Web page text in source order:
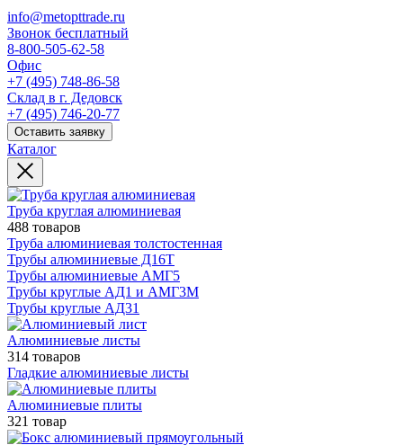
info@metopttrade.ru
Звонок бесплатный
8-800-505-62-58
Офис
+7 (495) 748-86-58
Склад в г. Дедовск
+7 (495) 746-20-77
Оставить заявку
Каталог
Труба круглая алюминиевая
488 товаров
Труба алюминиевая толстостенная
Трубы алюминиевые Д16Т
Трубы алюминиевые АМГ5
Трубы круглые АД1 и АМГ3М
Трубы круглые АД31
Алюминиевые листы
314 товаров
Гладкие алюминиевые листы
Алюминиевые плиты
321 товар